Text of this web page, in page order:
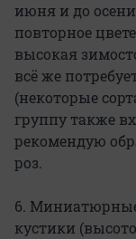
июня и до
повторное
высокая
всё же
(некоторые
группу также
рекомендую
роз.
6.
кустики